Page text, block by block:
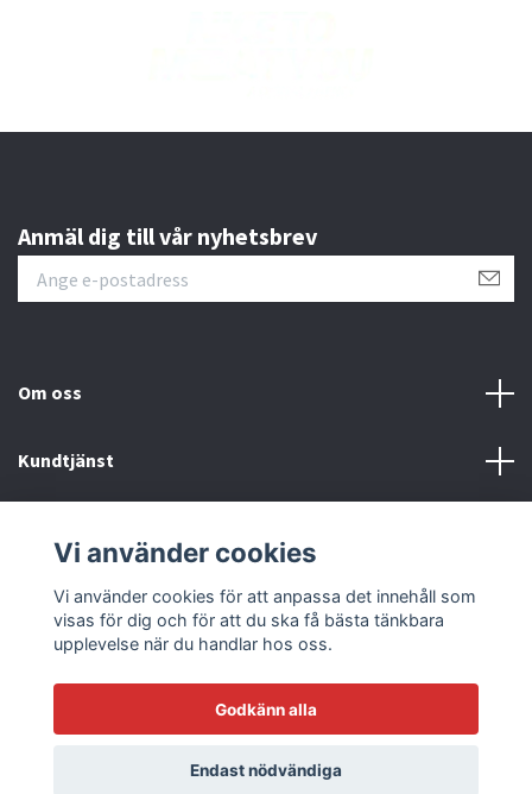
Anmäl dig till vår nyhetsbrev
Om oss
Kundtjänst
Sociala medier
© 2026 Racetrack by Bilmodecenter - EST 1979
Vi använder cookies
Vi använder cookies för att anpassa det innehåll som
visas för dig och för att du ska få bästa tänkbara
upplevelse när du handlar hos oss.
Godkänn alla
Endast nödvändiga